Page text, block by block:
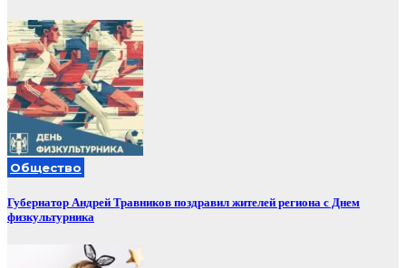
Общество
Губернатор Андрей Травников поздравил жителей региона с Днем
физкультурника